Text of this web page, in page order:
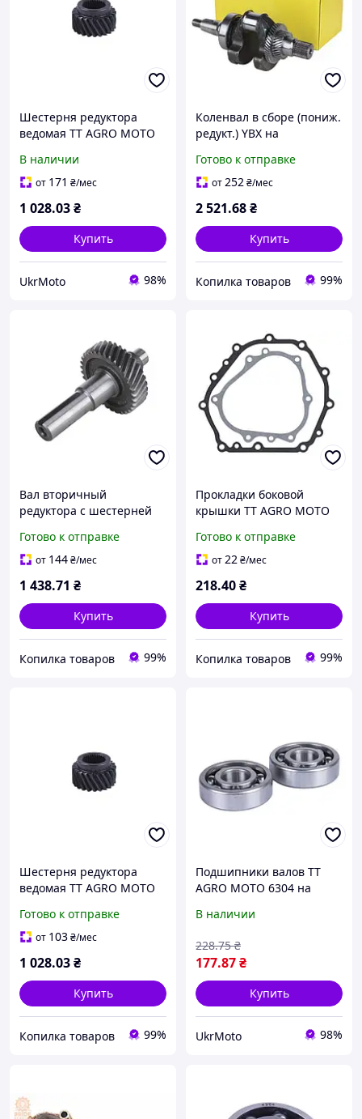
Шестерня редуктора
ведомая TT AGRO MOTO
194F (пониж. редуктор)
В наличии
от 171 ₴/мес
1 028.03₴
Купить
UkrMoto 98%
Коленвал в сборе (пониж.
редукт.) YBX на
194F
Готово к отправке
от252₴/мес
2 521.68₴
Купить
Копилка товаров 99%
Вал вторичный
редуктора с шестерней
редуктор) на бензиновый
двигатель 194F
Готово к отправке
от 144₴/мес
1 438.71 ₴
Купить
Копилка товаров 99%
Прокладки боковой
крышки TT AGRO MOTO
бензиновый двигатель
194F, к-т: 2 шт.
Готово к отправке
от22₴/мес
218.40₴
Купить
Копилка товаров 99%
Шестерня редуктора
ведомая TT AGRO MOTO
194F (пониж. редуктор)
Готово к отправке
от 103₴/мес
1 028.03₴
Купить
Копилка товаров 99%
Подшипники валов TT
AGRO MOTO 6304 на
первичного + повыш/
В наличии
177.87₴
228.75 ₴
Купить
UkrMoto 98%